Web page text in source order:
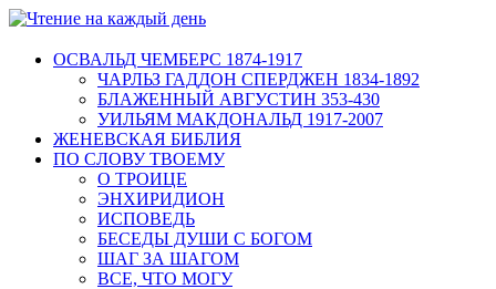
ОСВАЛЬД ЧЕМБЕРС 1874-1917
ЧАРЛЬЗ ГАДДОН СПЕРДЖЕН 1834-1892
БЛАЖЕННЫЙ АВГУСТИН 353-430
УИЛЬЯМ МАКДОНАЛЬД 1917-2007
ЖЕНЕВСКАЯ БИБЛИЯ
ПО СЛОВУ ТВОЕМУ
О ТРОИЦЕ
ЭНХИРИДИОН
ИСПОВЕДЬ
БЕСЕДЫ ДУШИ С БОГОМ
ШАГ ЗА ШАГОМ
ВСЕ, ЧТО МОГУ